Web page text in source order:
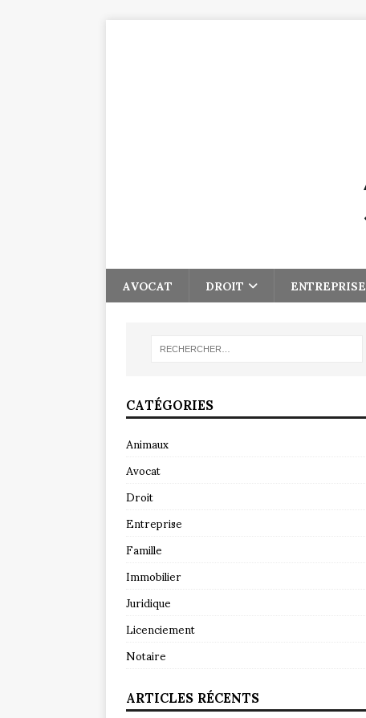
AVOCAT DROIT ENTREPRISE
CATÉGORIES
Animaux
Avocat
Droit
Entreprise
Famille
Immobilier
Juridique
Licenciement
Notaire
ARTICLES RÉCENTS